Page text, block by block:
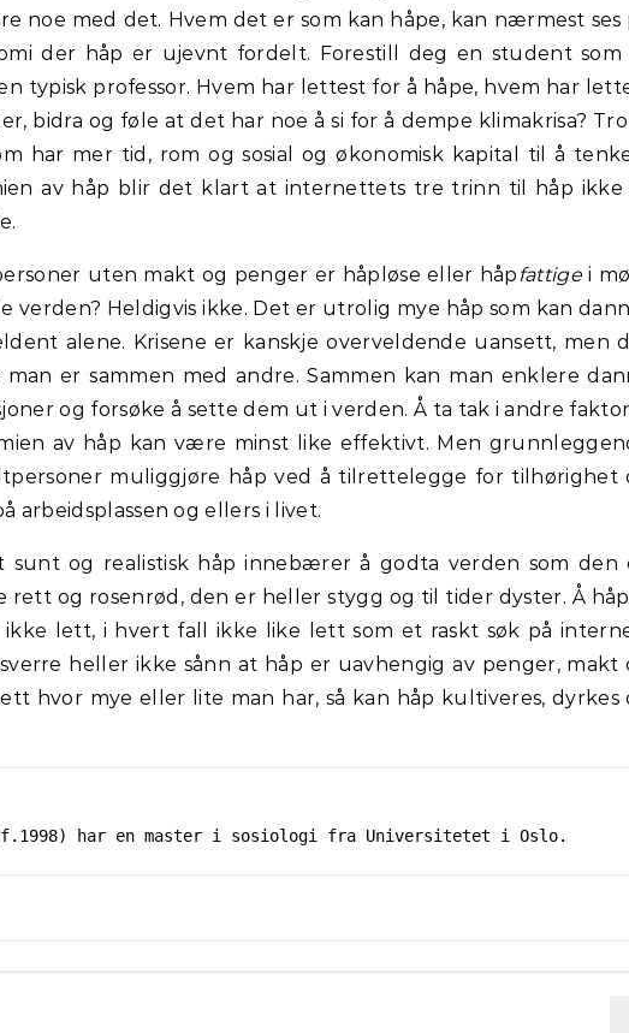
noe med det. Hvem det er som kan håpe, kan nærmest ses
der håp er ujevnt fordelt. Forestill deg en student som
typisk professor. Hvem har lettest for å håpe, hvem har
bidra og føle at det har noe å si for å dempe klimakrisa?
har mer tid, rom og sosial og økonomisk kapital til å
av håp blir det klart at internettets tre trinn til håp ikke
uten makt og penger er håpløse eller håpfattigei
verden? Heldigvis ikke. Det er utrolig mye håp som kan
alene. Krisene er kanskje overveldende uansett, men
er sammen med andre. Sammen kan man enklere
og forsøke å sette dem ut i verden. Å ta tak i andre
av håp kan være minst like effektivt. Men
muliggjøre håp ved å tilrettelegge for tilhørighet
arbeidsplassen og ellers i livet.
sunt og realistisk håp innebærer å godta verden som den
rett og rosenrød, den er heller stygg og til tider dyster. Å
ikke lett, i hvert fall ikke like lett som et raskt søk på
heller ikke sånn at håp er uavhengig av penger, makt
hvor mye eller lite man har, så kan håp kultiveres, dyrkes
(f.1998) har en master i sosiologi fra Universitetet i Oslo.